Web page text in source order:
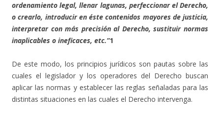
ordenamiento legal, llenar lagunas, perfeccionar el Derecho,
o crearlo, introducir en éste contenidos mayores de justicia,
interpretar con más precisión al Derecho, sustituir normas
inaplicables o ineficaces, etc.”1
De este modo, los principios jurídicos son pautas sobre las
cuales el legislador y los operadores del Derecho buscan
aplicar las normas y establecer las reglas señaladas para las
distintas situaciones en las cuales el Derecho intervenga.